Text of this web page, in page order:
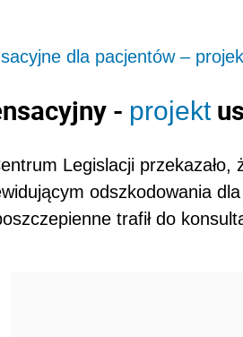
dla pacjentów –
- projekt
Legislacji przekazało,
odszkodowania
trafił do